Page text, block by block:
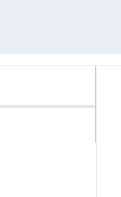
Tumori dell’ovaio